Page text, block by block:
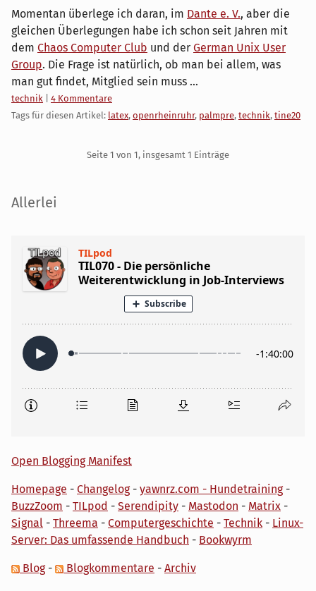
Momentan überlege ich daran, im Dante e. V., aber die
gleichen Überlegungen habe ich schon seit Jahren mit
dem Chaos Computer Club und der German Unix User
Group. Die Frage ist natürlich, ob man bei allem, was
man gut findet, Mitglied sein muss ...
Kategorien:
technik
4 Kommentare
Tags für diesen Artikel: latex, openrheinruhr, palmpre, technik, tine20
Seite 1 von 1, insgesamt 1 Einträge
Seitenleiste
Allerlei
Open Blogging Manifest
Homepage - Changelog- yawnrz.com - Hundetraining-
BuzzZoom - TILpod - Serendipity - Mastodon - Matrix -
Signal - Threema - Computergeschichte - Technik - Linux-
Server: Das umfassende Handbuch - Bookwyrm
Blog- Blogkommentare - Archiv